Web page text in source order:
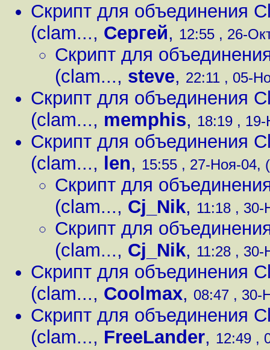
Скрипт для объединения
(clam..., Сергей, 12:55 , 26-
Скрипт для
(clam..., steve, 22:11 , 05-
Скрипт для объединения
(clam..., memphis, 18:19 ,
Скрипт для объединения
(clam..., len, 15:55 , 27-Ноя-04,
Скрипт для
(clam..., Cj_Nik, 11:18 ,
Скрипт для
(clam..., Cj_Nik, 11:28 ,
Скрипт для объединения
(clam..., Coolmax, 08:47 , 30-
Скрипт для объединения
(clam..., FreeLander, 12:49 ,